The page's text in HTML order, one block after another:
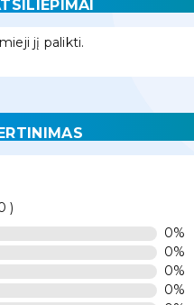
jį palikti.
)
0%
0%
0%
0%